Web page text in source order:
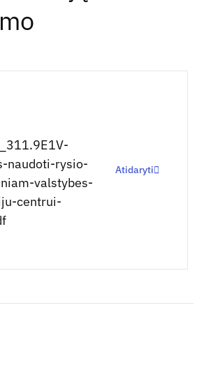
naudoti-rysio-
valstybes-
centrui-
Atidaryti